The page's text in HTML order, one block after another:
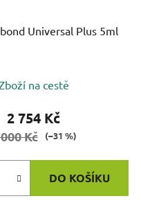
3M Scotchbond Universal Plus 5ml
na cestě
2 754 Kč
Kč (–31 %)
DO KOŠÍKU